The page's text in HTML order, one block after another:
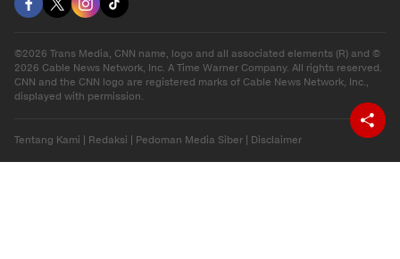
©2026 Trans Media, CNN name, logo and all associated elements (R) and ©
2026 Cable News Network, Inc. A Time Warner Company. All rights reserved.
CNN and the CNN logo are registered marks of Cable News Network, Inc.,
displayed with permission.
Tentang Kami | Redaksi | Pedoman Media Siber | Disclaimer